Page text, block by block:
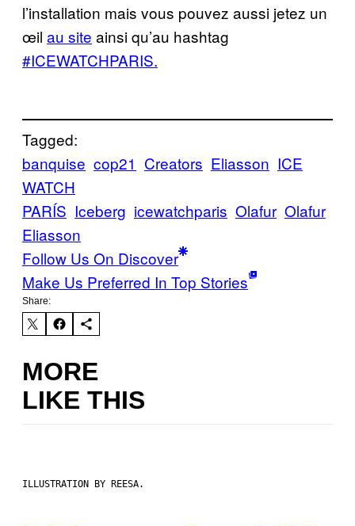
l’installation mais vous pouvez aussi jetez un
œil au site ainsi qu’au hashtag
#ICEWATCHPARIS.
Tagged:
banquise cop21 Creators Eliasson ICE
WATCH
PARÍS Iceberg icewatchparis Olafur Olafur
Eliasson
Follow Us On Discover
Make Us Preferred In Top Stories
Share:
MORE
LIKE THIS
ILLUSTRATION BY REESA.